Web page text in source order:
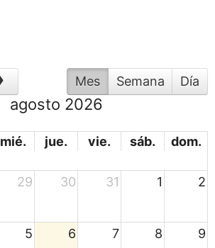
Mes Semana Día
agosto 2026
mié. jue. vie. sáb. dom.
29 30 31 1 2
5 6 7 8 9